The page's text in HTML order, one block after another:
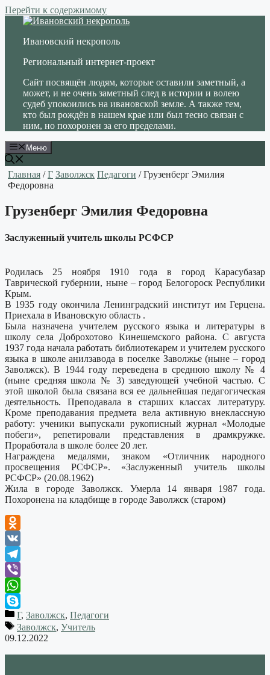
Перейти к содержимому
Ивановский некрополь
Региональный интернет-проект
Сайт посвящён людям, которые оставили заметный, а
может, и не очень заметный след в истории и волею
судеб упокоились на ивановской земле. А также тем,
кто был рождён в нашем крае или был тесно связан с
ним, но похоронен за его пределами.
Меню
Главная /Г Заволжск Педагоги / Грузенберг Эмилия
Федоровна
Грузенберг Эмилия Федоровна
Заслуженный учитель школы РСФСР
Родилась 25 ноября 1910 года в город Карасубазар
Таврической губернии, ныне – город Белогороск Республики
Крым.
В 1935 году окончила Ленинградский институт им Герцена.
Приехала в Ивановскую область .
Была назначена учителем русского языка и литературы в
школу села Доброхотово Кинешемского района. С августа
1937 года начала работать библиотекарем и учителем русского
языка в школе анилзавода в поселке Заволжье (ныне – город
Заволжск). В 1944 году переведена в среднюю школу № 4
(ныне средняя школа № 3) заведующей учебной частью. С
этой школой была связана вся ее дальнейшая педагогическая
деятельность. Преподавала в старших классах литературу.
Кроме преподавания предмета вела активную внеклассную
работу: ученики выпускали рукописный журнал «Молодые
побеги», репетировали представления в драмкружке.
Проработала в школе более 20 лет.
Награждена медалями, знаком «Отличник народного
просвещения РСФСР». «Заслуженный учитель школы
РСФСР» (20.08.1962)
Жила в городе Заволжск. Умерла 14 января 1987 года.
Похоронена на кладбище в городе Заволжск (старом)
Odnoklassniki
VK
Telegram
Viber
WhatsApp
Skype
Г, Заволжск, Педагоги
Заволжск, Учитель
09.12.2022